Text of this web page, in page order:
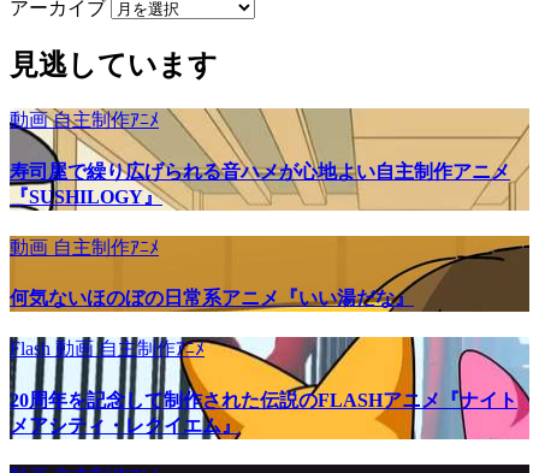
アーカイブ
見逃しています
動画自主制作ｱﾆﾒ
寿司屋で繰り広げられる音ハメが心地よい自主制作アニメ
『SUSHILOGY』
動画 自主制作ｱﾆﾒ
何気ないほのぼの日常系アニメ『いい湯だな』
Flash 動画自主制作ｱﾆﾒ
20周年を記念して制作された伝説のFLASHアニメ『ナイト
メアシティ・レクイエム』